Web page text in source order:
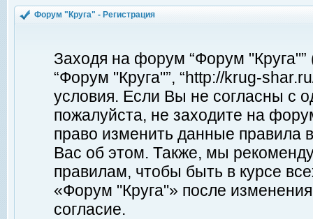
Форум "Круга" - Регистрация
Заходя на форум “Форум
“Форум "Круга"”, “http://krug-
условия. Если Вы не согласны с
пожалуйста, не заходите на
право изменить данные правила
Вас об этом. Также, мы
правилам, чтобы быть в курсе
«Форум "Круга"» после
согласие.